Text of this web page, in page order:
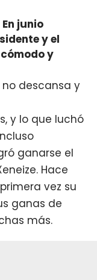
junio
y el
y
no descansa y
y lo que luchó
ganarse el
Hace
vez su
ganas de
más.